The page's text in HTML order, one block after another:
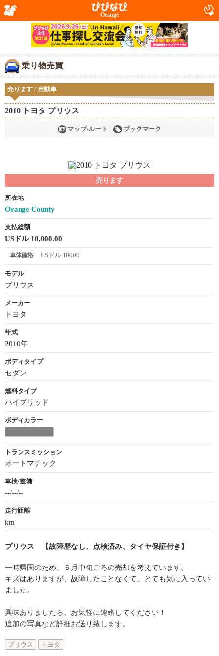
Orange
乗り物売買
売ります / 自動車
2010 トヨタ プリウス
マップ/ルート ブックマーク
売ります
所在地
Orange County
支払総額
USドル 10,000.00
車体価格 USドル 10000
モデル
プリウス
メーカー
トヨタ
年式
2010年
ボディタイプ
セダン
燃料タイプ
ハイブリッド
ボディカラー
トランスミッション
オートマチック
車検/整備
--/--/--
走行距離
km
プリウス 【故障歴なし、点検済み、タイヤ保証付き】
一時帰国のため、６月中旬ごろの売却を考えています。
キズはありますが、故障したことなくて、とても気に入ってい
ました。
興味ありましたら、お気軽に連絡してください！
追加の写真など詳細お送り致します。
プリウス トヨタ